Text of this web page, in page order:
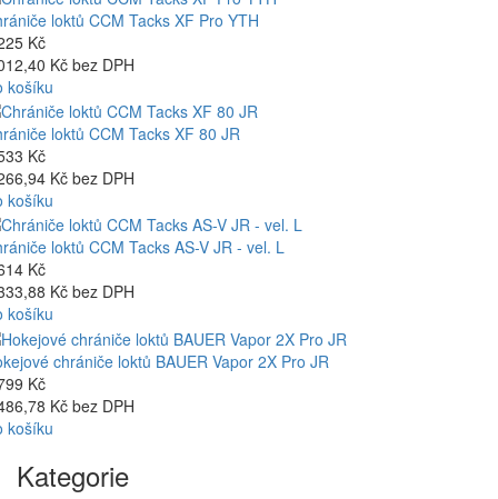
loktů CCM Tacks XF Pro YTH
Kč
Kč bez DPH
košíku
loktů CCM Tacks XF 80 JR
Kč
Kč bez DPH
košíku
loktů CCM Tacks AS-V JR - vel. L
Kč
Kč bez DPH
košíku
chrániče loktů BAUER Vapor 2X Pro JR
Kč
Kč bez DPH
košíku
Kategorie